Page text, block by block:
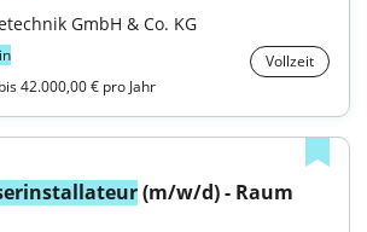
GmbH & Co. KG
Vollzeit
42.000,00 € pro Jahr
installateur (m/w/d) - Raum